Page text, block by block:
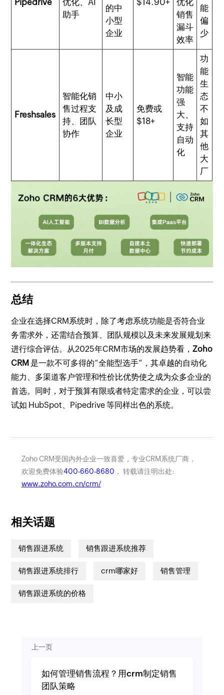
Pipedrive
优化、AI
助手
的中
小型
企业
$14.90+
优化
销售
漏斗
效率
能
偏
少
Freshsales
智能化销
售过程支
持、团队
协作
中小
及成
长型
企业
免费或
$18+
智能
功能
强
大、
支持
自动
化
功
能
生
态
不
如
其
他
大
厂
总结
企业在选择CRM系统时，除了考虑系统功能是否符合业
务需求外，还需结合预算、团队规模以及未来发展规划来
进行综合评估。从2025年CRM市场的发展趋势看，Zoho
CRM 是一款不可多得的“全能型选手”，其卓越的自动化
能力、多渠道客户管理和性价比优势使之成为众多企业的
首选。同时，对于预算有限或者特定需求的企业，可以尝
试如 HubSpot、Pipedrive 等同样出色的系统。
Zoho CRM受国内外企业一致喜爱，专业CRM系统厂商，
欢迎免费体验400-660-8680 ， 转载请注明出处:
www.zoho.com.cn/crm/
相关话题
销售跟进系统 销售跟进系统推荐
销售跟进系统排行 crm哪家好 销售管理
销售跟进系统的价格
上一页
如何管理销售流程？用crm制定销售
团队策略